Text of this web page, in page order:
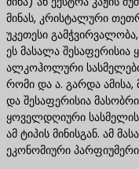
მინას, კრისტალური
უკეთესი
ეს მასალა
ალკოჰოლური
რომი და ა. გარდა ამისა,
და შესაფერისია
ყოველდღიური
ამ ტიპის მინისგან. ამ
ეკონომიური